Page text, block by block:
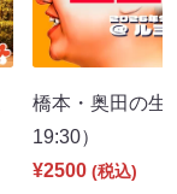
橋本・奥田の
19:30）
¥2500 (税込)